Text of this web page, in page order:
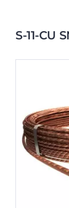
S-11-CU